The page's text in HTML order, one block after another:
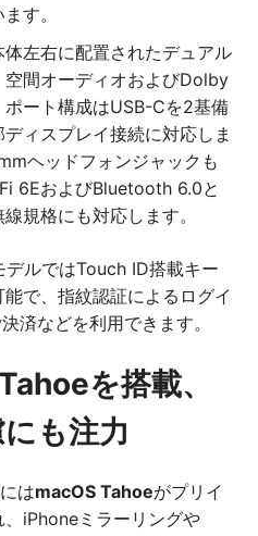
す。
左右に配置されたデュアル
空間オーディオおよびDolby
ート構成はUSB-Cを2基備
ィスプレイ接続に対応しま
ヘッドフォンジャックも
6EおよびBluetooth 6.0と
規格にも対応します。
デルではTouch ID搭載キー
で、指紋認証によるログイ
済などを利用できます。
を搭載、
も注力
はmacOS Tahoeがプリイ
、iPhoneミラーリングや